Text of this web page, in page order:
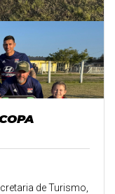
de Turismo,